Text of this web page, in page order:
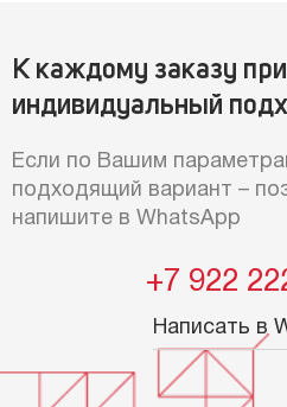
К каждому заказу
индивидуальный
Если по Вашим
подходящий вариант –
напишите в WhatsApp
+7 922
Написать в